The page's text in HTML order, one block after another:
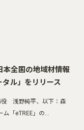
本全国の地域材情報
ル」をリリース
役 浅野純平、以下：森
ム「eTREE」の…